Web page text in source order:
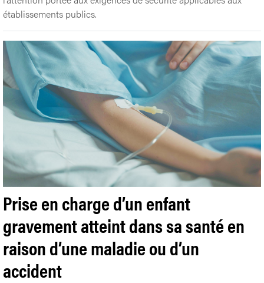
établissements publics.
Prise en charge d’un enfant
gravement atteint dans sa santé en
raison d’une maladie ou d’un
accident